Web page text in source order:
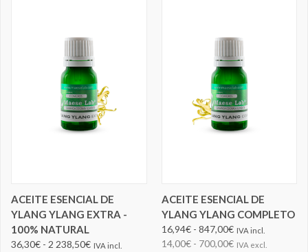
ACEITE ESENCIAL DE
YLANG YLANG EXTRA -
100% NATURAL
36,30€ - 2 238,50€ IVA incl.
ACEITE ESENCIAL DE
YLANG YLANG COMPLETO
16,94€ - 847,00€ IVA incl.
14,00€ - 700,00€ IVA excl.